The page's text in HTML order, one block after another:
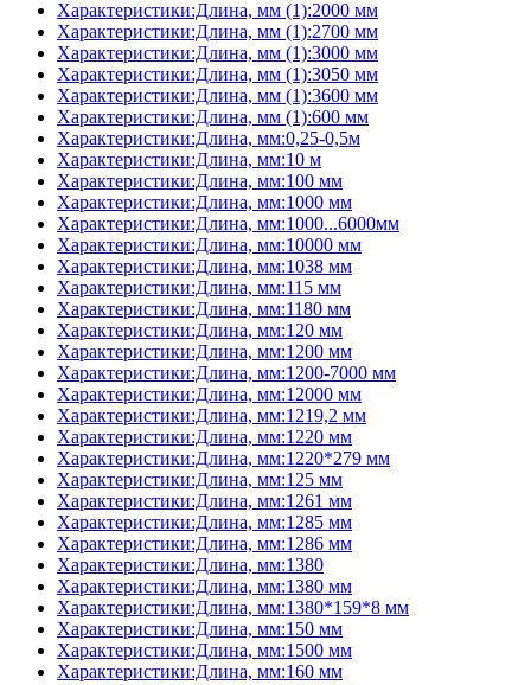
Характеристики:Длина, мм (1):2000 мм
Характеристики:Длина, мм (1):2700 мм
Характеристики:Длина, мм (1):3000 мм
Характеристики:Длина, мм (1):3050 мм
Характеристики:Длина, мм (1):3600 мм
Характеристики:Длина, мм (1):600 мм
Характеристики:Длина, мм:0,25-0,5м
Характеристики:Длина, мм:10 м
Характеристики:Длина, мм:100 мм
Характеристики:Длина, мм:1000 мм
Характеристики:Длина, мм:1000...6000мм
Характеристики:Длина, мм:10000 мм
Характеристики:Длина, мм:1038 мм
Характеристики:Длина, мм:115 мм
Характеристики:Длина, мм:1180 мм
Характеристики:Длина, мм:120 мм
Характеристики:Длина, мм:1200 мм
Характеристики:Длина, мм:1200-7000 мм
Характеристики:Длина, мм:12000 мм
Характеристики:Длина, мм:1219,2 мм
Характеристики:Длина, мм:1220 мм
Характеристики:Длина, мм:1220*279 мм
Характеристики:Длина, мм:125 мм
Характеристики:Длина, мм:1261 мм
Характеристики:Длина, мм:1285 мм
Характеристики:Длина, мм:1286 мм
Характеристики:Длина, мм:1380
Характеристики:Длина, мм:1380 мм
Характеристики:Длина, мм:1380*159*8 мм
Характеристики:Длина, мм:150 мм
Характеристики:Длина, мм:1500 мм
Характеристики:Длина, мм:160 мм